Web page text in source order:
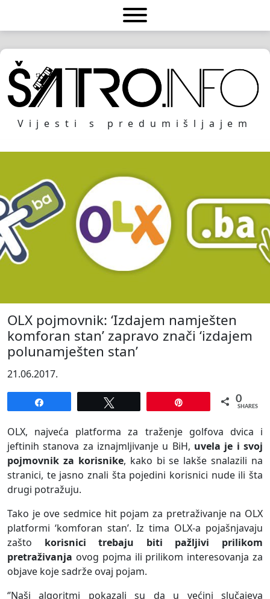
Vijesti s predumišljajem
OLX pojmovnik: ‘Izdajem namješten
komforan stan’ zapravo znači ‘izdajem
polunamješten stan’
21.06.2017.
0
SHARES
OLX, najveća platforma za traženje golfova dvica i
jeftinih stanova za iznajmljivanje u BiH, uvela je i svoj
pojmovnik za korisnike, kako bi se lakše snalazili na
stranici, te jasno znali šta pojedini korisnici nude ili šta
drugi potražuju.
Tako je ove sedmice hit pojam za pretraživanje na OLX
platformi ‘komforan stan’. Iz tima OLX-a pojašnjavaju
zašto korisnici trebaju biti pažljivi prilikom
pretraživanja ovog pojma ili prilikom interesovanja za
objave koje sadrže ovaj pojam.
‘’Naši algoritmi pokazali su da u većini slučajeva